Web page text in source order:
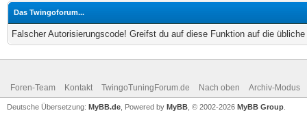
Das Twingoforum...
Falscher Autorisierungscode! Greifst du auf diese Funktion auf die
Foren-Team Kontakt TwingoTuningForum.de Nach oben Archiv-Modus
Deutsche Übersetzung: MyBB.de , Powered by MyBB , © 2002-2026 MyBB Group